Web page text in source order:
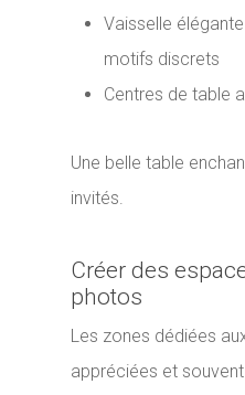
Vaisselle
motifs discrets
Centres de table
Une belle table
invités.
Créer des
photos
Les zones dédiées
appréciées et